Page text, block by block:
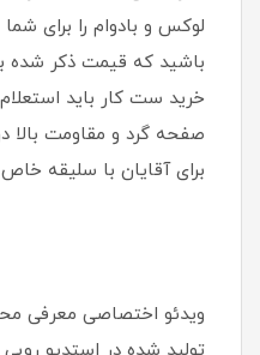
لوکس و بادوام را برای
باشید که قیمت ذکر شده
خرید ست کار باید
صفحه گرد و مقاومت بالا
برای آقایان با سلیقه
ویدئو اختصاصی معرفی